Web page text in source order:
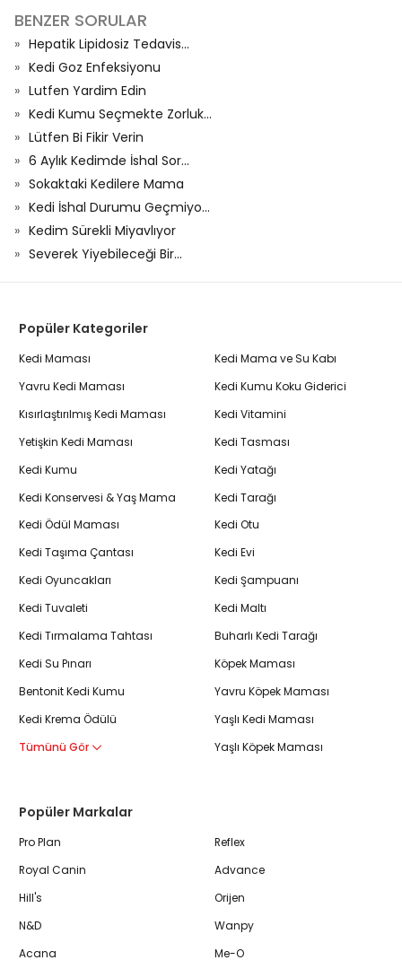
BENZER SORULAR
Hepatik Lipidosiz Tedavis...
Kedi Goz Enfeksiyonu
Lutfen Yardim Edin
Kedi Kumu Seçmekte Zorluk...
Lütfen Bi Fikir Verin
6 Aylık Kedimde İshal Sor...
Sokaktaki Kedilere Mama
Kedi İshal Durumu Geçmiyo...
Kedim Sürekli Miyavlıyor
Severek Yiyebileceği Bir...
Popüler Kategoriler
Kedi Maması
Yavru Kedi Maması
Kısırlaştırılmış Kedi Maması
Yetişkin Kedi Maması
Kedi Kumu
Kedi Konservesi & Yaş Mama
Kedi Ödül Maması
Kedi Taşıma Çantası
Kedi Oyuncakları
Kedi Tuvaleti
Kedi Tırmalama Tahtası
Kedi Su Pınarı
Bentonit Kedi Kumu
Kedi Krema Ödülü
Tümünü Gör
Kedi Mama ve Su Kabı
Kedi Kumu Koku Giderici
Kedi Vitamini
Kedi Tasması
Kedi Yatağı
Kedi Tarağı
Kedi Otu
Kedi Evi
Kedi Şampuanı
Kedi Maltı
Buharlı Kedi Tarağı
Köpek Maması
Yavru Köpek Maması
Yaşlı Kedi Maması
Yaşlı Köpek Maması
Popüler Markalar
Pro Plan
Royal Canin
Hill's
N&D
Acana
Reflex
Advance
Orijen
Wanpy
Me-O